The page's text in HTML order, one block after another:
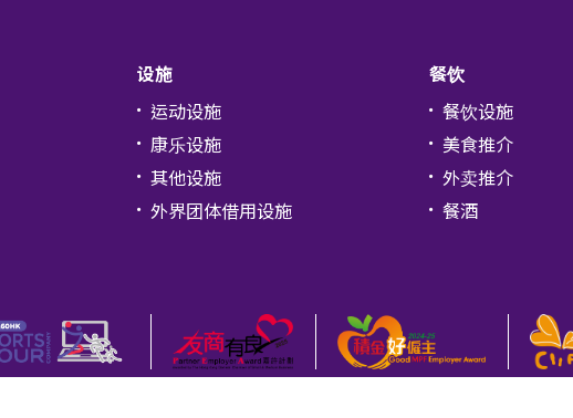
设施
运动设施
康乐设施
其他设施
外界团体借用设施
餐饮
餐饮设施
美食推介
外卖推介
餐酒